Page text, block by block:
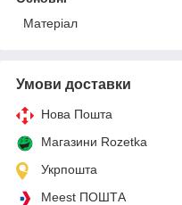
Матеріал
Умови доставки
Нова Пошта
Магазини Rozetka
Укрпошта
Meest ПОШТА